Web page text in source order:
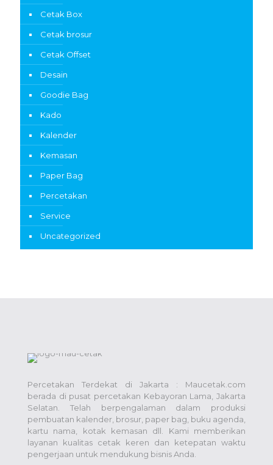
Cetak Box
Cetak brosur
Cetak Offset
Desain
Goodie Bag
Kado
Kalender
Kemasan
Paper Bag
Percetakan
Service
Uncategorized
Percetakan Terdekat di Jakarta : Maucetak.com
berada di pusat percetakan Kebayoran Lama, Jakarta
Selatan. Telah berpengalaman dalam produksi
pembuatan kalender, brosur, paper bag, buku agenda,
kartu nama, kotak kemasan dll. Kami memberikan
layanan kualitas cetak keren dan ketepatan waktu
pengerjaan untuk mendukung bisnis Anda.